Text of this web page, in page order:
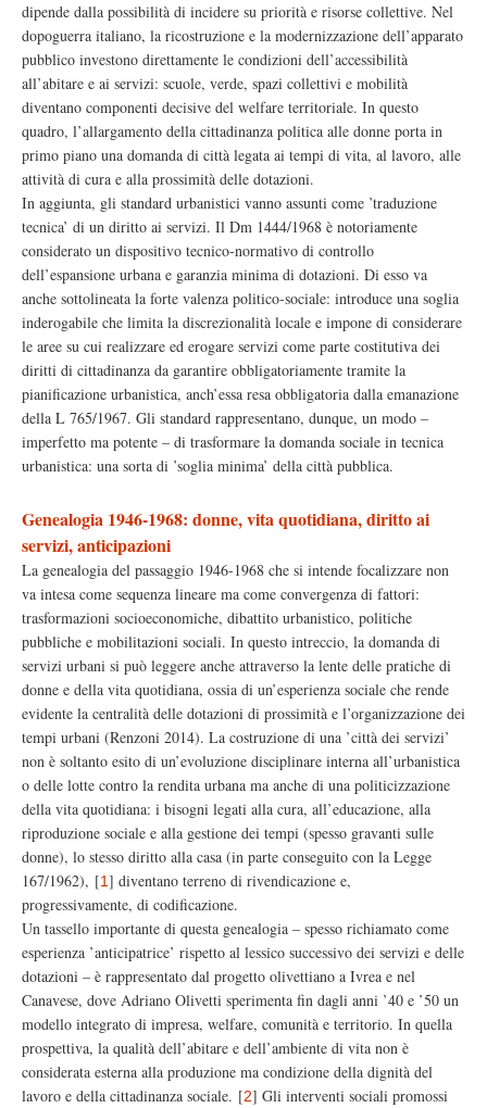
dipende dalla possibilità di incidere su priorità e risorse collettive. Nel
dopoguerra italiano, la ricostruzione e la modernizzazione dell’apparato
pubblico investono direttamente le condizioni dell’accessibilità
all’abitare e ai servizi: scuole, verde, spazi collettivi e mobilità
diventano componenti decisive del welfare territoriale. In questo
quadro, l’allargamento della cittadinanza politica alle donne porta in
primo piano una domanda di città legata ai tempi di vita, al lavoro, alle
attività di cura e alla prossimità delle dotazioni.
In aggiunta, gli standard urbanistici vanno assunti come ’traduzione
tecnica’ di un diritto ai servizi. Il Dm 1444/1968 è notoriamente
considerato un dispositivo tecnico-normativo di controllo
dell’espansione urbana e garanzia minima di dotazioni. Di esso va
anche sottolineata la forte valenza politico-sociale: introduce una soglia
inderogabile che limita la discrezionalità locale e impone di considerare
le aree su cui realizzare ed erogare servizi come parte costitutiva dei
diritti di cittadinanza da garantire obbligatoriamente tramite la
pianificazione urbanistica, anch’essa resa obbligatoria dalla emanazione
della L 765/1967. Gli standard rappresentano, dunque, un modo –
imperfetto ma potente – di trasformare la domanda sociale in tecnica
urbanistica: una sorta di ’soglia minima’ della città pubblica.
Genealogia 1946-1968: donne, vita quotidiana, diritto ai
servizi, anticipazioni
La genealogia del passaggio 1946-1968 che si intende focalizzare non
va intesa come sequenza lineare ma come convergenza di fattori:
trasformazioni socioeconomiche, dibattito urbanistico, politiche
pubbliche e mobilitazioni sociali. In questo intreccio, la domanda di
servizi urbani si può leggere anche attraverso la lente delle pratiche di
donne e della vita quotidiana, ossia di un’esperienza sociale che rende
evidente la centralità delle dotazioni di prossimità e l’organizzazione dei
tempi urbani (Renzoni 2014). La costruzione di una ’città dei servizi’
non è soltanto esito di un’evoluzione disciplinare interna all’urbanistica
o delle lotte contro la rendita urbana ma anche di una politicizzazione
della vita quotidiana: i bisogni legati alla cura, all’educazione, alla
riproduzione sociale e alla gestione dei tempi (spesso gravanti sulle
donne), lo stesso diritto alla casa (in parte conseguito con la Legge
167/1962), [1] diventano terreno di rivendicazione e,
progressivamente, di codificazione.
Un tassello importante di questa genealogia – spesso richiamato come
esperienza ’anticipatrice’ rispetto al lessico successivo dei servizi e delle
dotazioni – è rappresentato dal progetto olivettiano a Ivrea e nel
Canavese, dove Adriano Olivetti sperimenta fin dagli anni ’40 e ’50 un
modello integrato di impresa, welfare, comunità e territorio. In quella
prospettiva, la qualità dell’abitare e dell’ambiente di vita non è
considerata esterna alla produzione ma condizione della dignità del
lavoro e della cittadinanza sociale. [2] Gli interventi sociali promossi